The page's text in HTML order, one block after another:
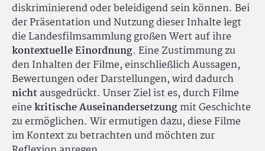
diskriminierend oder beleidigend sein können. Bei
der Präsentation und Nutzung dieser Inhalte legt
die Landesfilmsammlung großen Wert auf ihre
kontextuelle Einordnung. Eine Zustimmung zu
den Inhalten der Filme, einschließlich Aussagen,
Bewertungen oder Darstellungen, wird dadurch
nichtausgedrückt. Unser Ziel ist es, durch Filme
einekritische Auseinandersetzungmit Geschichte
zu ermöglichen. Wir ermutigen dazu, diese Filme
im Kontext zu betrachten und möchten zur